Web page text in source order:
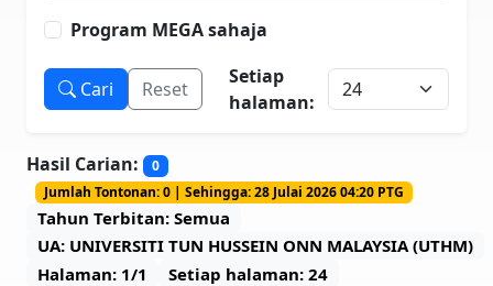
Program MEGA sahaja
Cari Reset
Setiap
halaman:
Hasil Carian:
0
Jumlah Tontonan: 0 | Sehingga: 28 Julai 2026 04:20 PTG
Tahun Terbitan: Semua
UA: UNIVERSITI TUN HUSSEIN ONN MALAYSIA (UTHM)
Halaman: 1/1
Setiap halaman: 24